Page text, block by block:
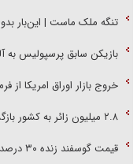
تنگه ملک ماست | این‌بار
بازیکن سابق پرسپولیس به
خروج بازار اوراق امریکا از
۲.۸ میلیون زائر به کشور بازگشتند
قیمت گوسفند زنده ۳۰ درصد کاهش یافت؛ گوشت ارزان نشد